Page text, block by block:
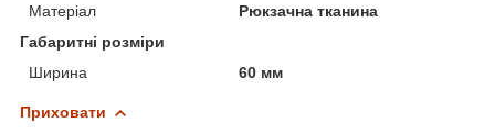
Матеріал
Рюкзачна тканина
Габаритні розміри
Ширина
60 мм
Приховати